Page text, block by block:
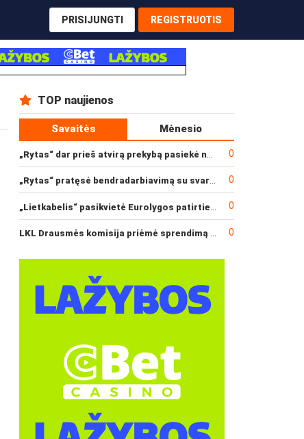
PRISIJUNGTI REGISTRUOTIS
TOP naujienos
Savaitės Mėnesio
0
„Rytas“ pratęsė bendradarbiavimą su svarbiu rėmėju 0
0
0